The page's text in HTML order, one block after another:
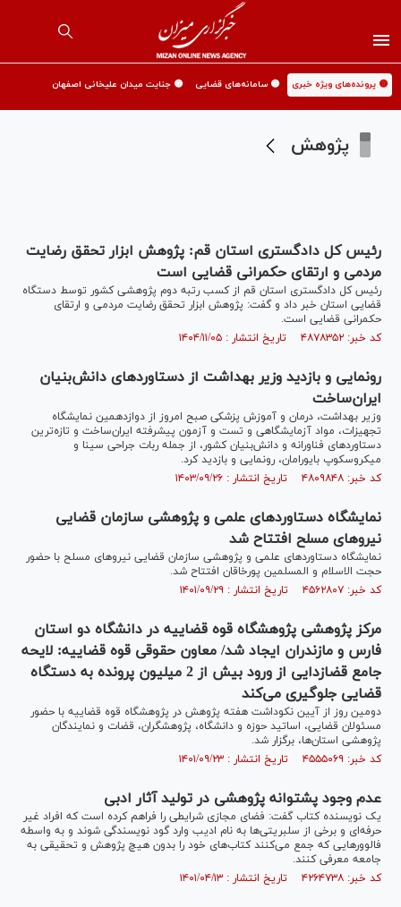
🟡 پرونده‌های ویژه خبری 🟡 سامانه‌های قضایی 🟡 جنایت میدان علیخانی اصفهان
پژوهش
رئیس کل دادگستری استان قم: پژوهش ابزار تحقق رضایت
مردمی و ارتقای حکمرانی قضایی است
رئیس کل دادگستری استان قم از کسب رتبه دوم پژوهشی کشور توسط دستگاه
قضایی استان خبر داد و گفت: پژوهش ابزار تحقق رضایت مردمی و ارتقای
حکمرانی قضایی است.
کد خبر: ۴۸۷۸۳۵۲ تاریخ انتشار : ۱۴۰۴/۱۱/۰۵
رونمایی و بازدید وزیر بهداشت از دستاورد‌های دانش‌بنیان
ایران‌ساخت
وزیر بهداشت، درمان و آموزش پزشکی صبح امروز از دوازدهمین نمایشگاه
تجهیزات، مواد آزمایشگاهی و تست و آزمون پیشرفته ایران‌ساخت و تازه‌ترین
دستاورد‌های فناورانه و دانش‌بنیان کشور، از جمله ربات جراحی سینا و
میکروسکوپ بایورامان، رونمایی و بازدید کرد.
کد خبر: ۴۸۰۹۸۴۸ تاریخ انتشار : ۱۴۰۳/۰۹/۲۶
نمایشگاه دستاوردهای علمی و پژوهشی سازمان قضایی
نیروهای مسلح افتتاح شد
نمایشگاه دستاوردهای علمی و پژوهشی سازمان قضایی نیروهای مسلح با حضور
حجت الاسلام و المسلمین پورخاقان افتتاح شد.
کد خبر: ۴۵۶۲۸۰۷ تاریخ انتشار : ۱۴۰۱/۰۹/۲۹
مرکز پژوهشی پژوهشگاه قوه قضاییه در دانشگاه دو استان
فارس و مازندران ایجاد شد/ معاون حقوقی قوه قضاییه: لایحه
جامع قضازدایی از ورود بیش از 2 میلیون پرونده به دستگاه
قضایی جلوگیری می‌کند
دومین روز از آیین نکوداشت هفته پژوهش در پژوهشگاه قوه قضاییه با حضور
مسئولان قضایی، اساتید حوزه و دانشگاه، پژوهشگران، قضات و نمایندگان
پژوهشی استان‌ها، برگزار شد.
کد خبر: ۴۵۵۵۰۶۹ تاریخ انتشار : ۱۴۰۱/۰۹/۲۳
عدم وجود پشتوانه پژوهشی در تولید آثار ادبی
یک نویسنده کتاب گفت: فضای مجازی شرایطی را فراهم کرده است که افراد غیر
حرفه‌ای و برخی از سلبریتی‌ها به نام ادیب وارد گود نویسندگی شوند و به واسطه
فالوور‌هایی که جمع می‌کنند کتاب‌های خود را بدون هیچ پژوهش و تحقیقی به
جامعه معرفی کنند.
کد خبر: ۴۲۶۴۷۳۸ تاریخ انتشار : ۱۴۰۱/۰۴/۱۳